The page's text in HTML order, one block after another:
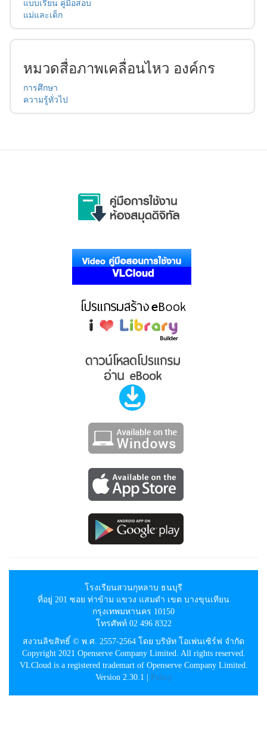
แบบเรียน คู่มือสอบ
แม่และเด็ก
หมวดสื่อภาพเคลื่อนไหว องค์กร
การศึกษา
ความรู้ทั่วไป
โรงเรียนสวนกุหลาบ ธนบุรี
ที่อยู่ 201 ซอย ท่าข้าม แขวง แสมดำ เขต บางขุนเทียน
กรุงเทพมหานคร 10150
โทรศัพท์ 02 496 8322
สงวนลิขสิทธิ์ © พ.ศ. 2557-2564 โดย บริษัท โอเพ่นเซิร์ฟ จำกัด
Copyright 2021 Openserve Company Limited. All rights reserved.
VLCloud is a registered trademart of Openserve Company Limited.
Version 2.30.1 |
Policy